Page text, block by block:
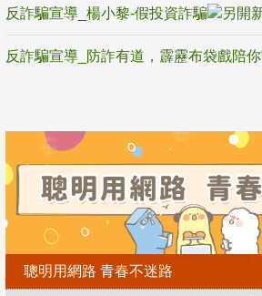
反詐騙宣導_楊小黎-假投資詐騙
聰明用網路 青春不迷路